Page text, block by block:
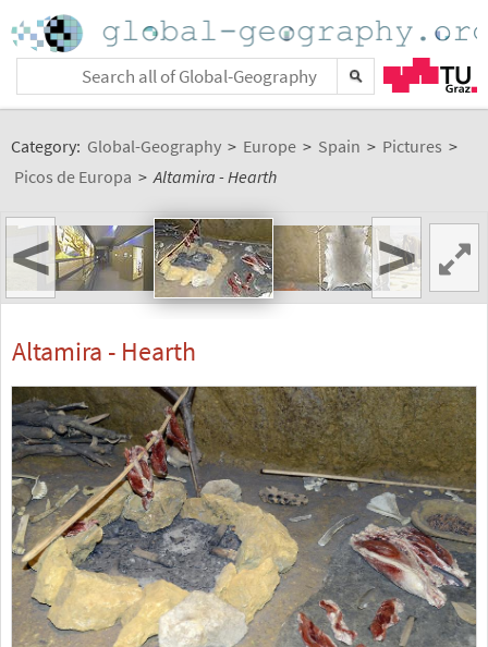
Category: Global-Geography > Europe > Spain > Pictures >
Picos de Europa > Altamira - Hearth
< >
Altamira - Hearth